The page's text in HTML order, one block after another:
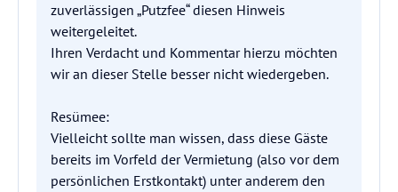
zuverlässigen „Putzfee“ diesen Hinweis
weitergeleitet.
Ihren Verdacht und Kommentar hierzu möchten
wir an dieser Stelle besser nicht wiedergeben.
Resümee:
Vielleicht sollte man wissen, dass diese Gäste
bereits im Vorfeld der Vermietung (also vor dem
persönlichen Erstkontakt) unter anderem den